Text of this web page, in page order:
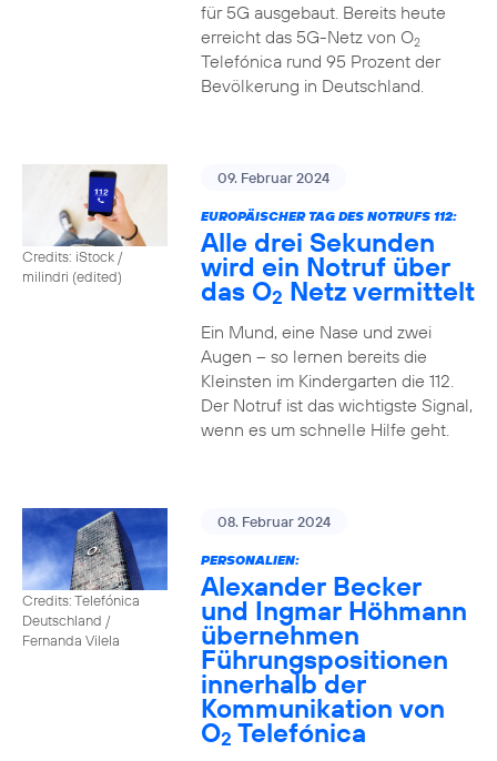
für 5G ausgebaut. Bereits heute
erreicht das 5G-Netz von O2
Telefónica rund 95 Prozent der
Bevölkerung in Deutschland.
Credits: iStock /
milindri (edited)
09. Februar 2024
EUROPÄISCHER TAG DES NOTRUFS 112:
Alle drei Sekunden
wird ein Notruf über
das O2 Netz vermittelt
Ein Mund, eine Nase und zwei
Augen – so lernen bereits die
Kleinsten im Kindergarten die 112.
Der Notruf ist das wichtigste Signal,
wenn es um schnelle Hilfe geht.
Credits: Telefónica
Deutschland /
Fernanda Vilela
08. Februar 2024
PERSONALIEN:
Alexander Becker
und Ingmar Höhmann
übernehmen
Führungspositionen
innerhalb der
Kommunikation von
O2 Telefónica